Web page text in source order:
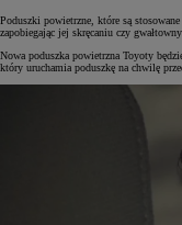
Poduszki powietrzne, które są
zapobiegając jej skręcaniu czy
Nowa poduszka powietrzna Toyoty
który uruchamia poduszkę na chwilę